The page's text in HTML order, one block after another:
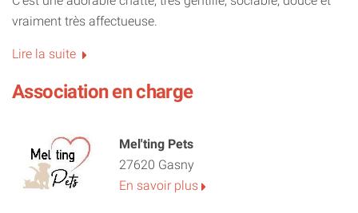
vraiment très affectueuse.
Elle s'entend très bien avec les autres chats et la présence
Lire la suite
Association en charge
Mel'ting Pets
27620 Gasny
En savoir plus